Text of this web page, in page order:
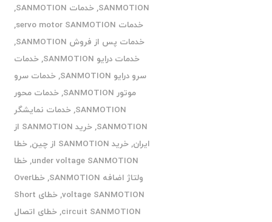
SANMOTION
,خدمات SANMOTION
,
خدمات servo motor SANMOTION
,
خدمات پس از فروش SANMOTION
,
خدمات درایو SANMOTION
,خدمات
سرو درایو SANMOTION
,خدمات سرو
موتور SANMOTION
,خدمات محور
SANMOTION
,خدمات نمایشگر
SANMOTION
,
خرید SANMOTION از
ایران,خرید SANMOTION از چین ,خطا
under voltage SANMOTION
,خطا
ولتاژ اضافه SANMOTION
,
خطاOver
voltage SANMOTION
,
خطای Short
circuit SANMOTION
,خطای اتصال